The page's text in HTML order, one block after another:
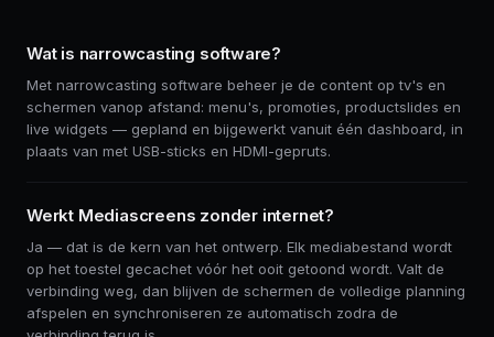
Wat is narrowcasting software?
Met narrowcasting software beheer je de content op tv's en
schermen vanop afstand: menu's, promoties, productslides en
live widgets — gepland en bijgewerkt vanuit één dashboard, in
plaats van met USB-sticks en HDMI-gepruts.
Werkt Mediascreens zonder internet?
Ja — dat is de kern van het ontwerp. Elk mediabestand wordt
op het toestel gecachet vóór het ooit getoond wordt. Valt de
verbinding weg, dan blijven de schermen de volledige planning
afspelen en synchroniseren ze automatisch zodra de